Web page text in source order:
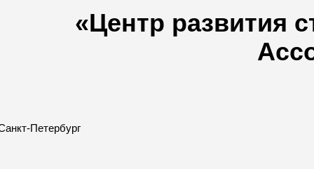
«Центр развития
Петербург